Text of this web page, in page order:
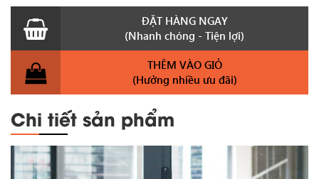
ĐẶT HÀNG NGAY
(Nhanh chóng - Tiện lợi)
THÊM VÀO GIỎ
(Hưởng nhiều ưu đãi)
Chi tiết sản phẩm